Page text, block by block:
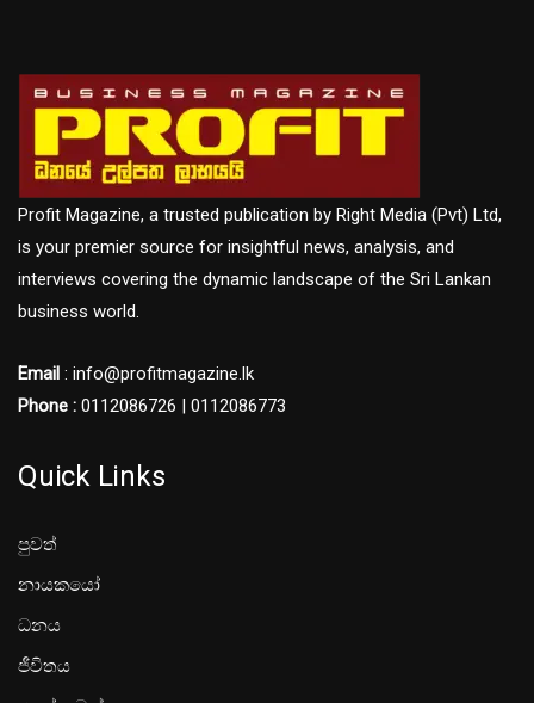
Profit Magazine, a trusted publication by Right Media (Pvt) Ltd,
is your premier source for insightful news, analysis, and
interviews covering the dynamic landscape of the Sri Lankan
business world.
Email : info@profitmagazine.lk
Phone : 0112086726 | 0112086773
Quick Links
පුවත්
නායකයෝ
ධනය
ජීවිතය